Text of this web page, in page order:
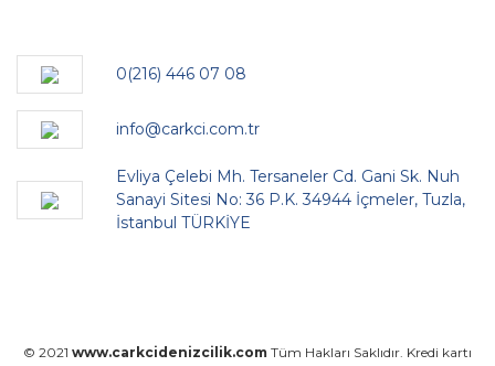
0(216) 446 07 08
info@carkci.com.tr
Evliya Çelebi Mh. Tersaneler Cd. Gani Sk. Nuh
Sanayi Sitesi No: 36 P.K. 34944 İçmeler, Tuzla,
İstanbul TÜRKİYE
© 2021 www.carkcidenizcilik.com Tüm Hakları Saklıdır. Kredi kartı